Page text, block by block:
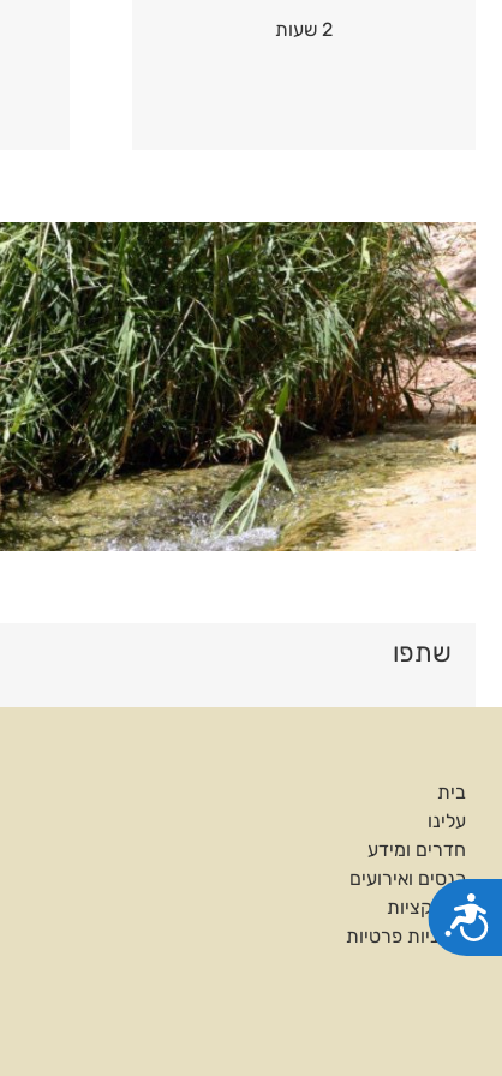
נגישות
2 שעות
שתפו
בית
עלינו
חדרים ומידע
כנסים ואירועים
אטרקציות
מדיניות פרטיות